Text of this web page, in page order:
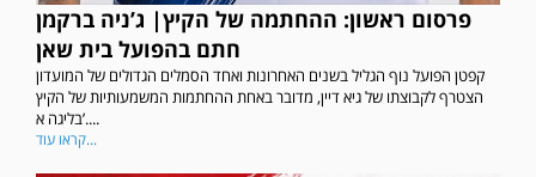
פרסום ראשון: ההחתמה של הקיץ| ג’ניה ברקמן
חתם בהפועל בית שאן
קפטן הפועל נוף הגליל בשנים האחרונות ואחד הסמלים הגדולים של המועדון
הצטרף לקבוצתו של גיא דיין, מדובר באחת ההחתמות המשמעותיות של הקיץ
בליגה א’....
קראו עוד...